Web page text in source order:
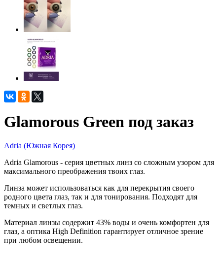
Glamorous Green под заказ
Adria (Южная Корея)
Adria Glamorous - серия цветных линз со сложным узором для
максимального преображения твоих глаз.
Линза может использоваться как для перекрытия своего
родного цвета глаз, так и для тонирования. Подходят для
темных и светлых глаз.
Материал линзы содержит 43% воды и очень комфортен для
глаз, а оптика High Definition гарантирует отличное зрение
при любом освещении.